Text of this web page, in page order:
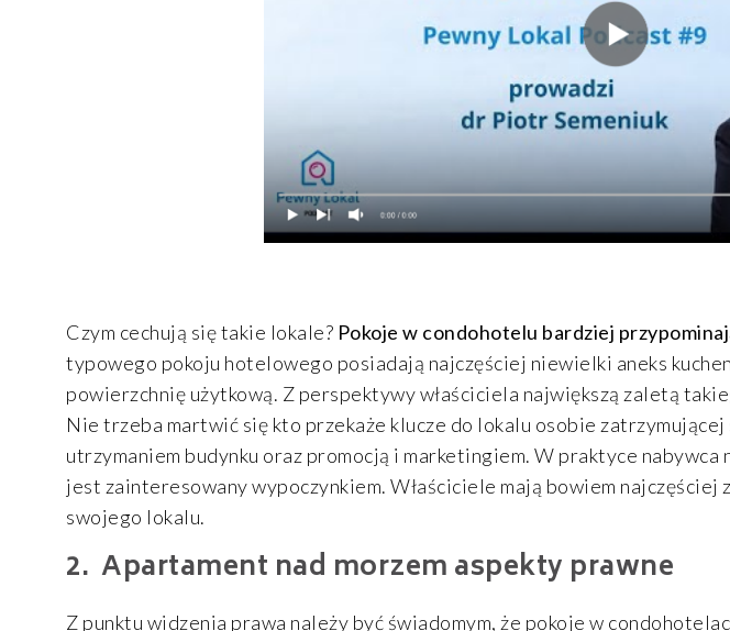
Czym cechują się takie lokale? Pokoje w condohotelu bardziej
typowego pokoju hotelowego posiadają najczęściej niewielki aneks
powierzchnię użytkową. Z perspektywy właściciela największą zaletą
Nie trzeba martwić się kto przekaże klucze do lokalu osobie zatrzymującej
utrzymaniem budynku oraz promocją i marketingiem. W praktyce nabywca
jest zainteresowany wypoczynkiem. Właściciele mają bowiem
swojego lokalu.
Apartament nad morzem aspekty prawne
Z punktu widzenia prawa należy być świadomym, że pokoje w